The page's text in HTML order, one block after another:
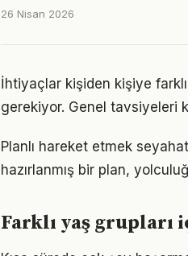
26 Nisan 2026
İhtiyaçlar kişiden kişiye
gerekiyor. Genel tavsiyeleri
Planlı hareket etmek
hazırlanmış bir plan,
Farklı yaş grupları